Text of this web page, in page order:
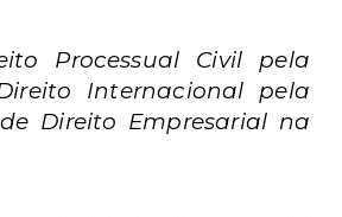
Processual Civil pela
Internacional pela
Direito Empresarial na